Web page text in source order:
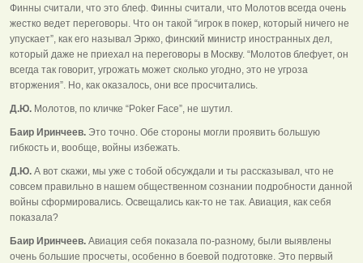
Финны считали, что это блеф. Финны считали, что Молотов всегда очень
жестко ведет переговоры. Что он такой “игрок в покер, который ничего не
упускает”, как его называл Эркко, финский министр иностранных дел,
который даже не приехал на переговоры в Москву. “Молотов блефует, он
всегда так говорит, угрожать может сколько угодно, это не угроза
вторжения”. Но, как оказалось, они все просчитались.
Д.Ю. Молотов, по кличке “Poker Face”, не шутил.
Баир Иринчеев. Это точно. Обе стороны могли проявить большую
гибкость и, вообще, войны избежать.
Д.Ю. А вот скажи, мы уже с тобой обсуждали и ты рассказывал, что не
совсем правильно в нашем общественном сознании подробности данной
войны сформировались. Освещались как-то не так. Авиация, как себя
показала?
Баир Иринчеев. Авиация себя показала по-разному, были выявлены
очень большие просчеты, особенно в боевой подготовке. Это первый